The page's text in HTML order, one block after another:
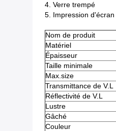
4. Verre trempé
5. Impression d'écran
Nom de produit
Matériel
Épaisseur
Taille minimale
Max.size
Transmittance de V.L
Réflectivité de V.L
Lustre
Gâché
Couleur